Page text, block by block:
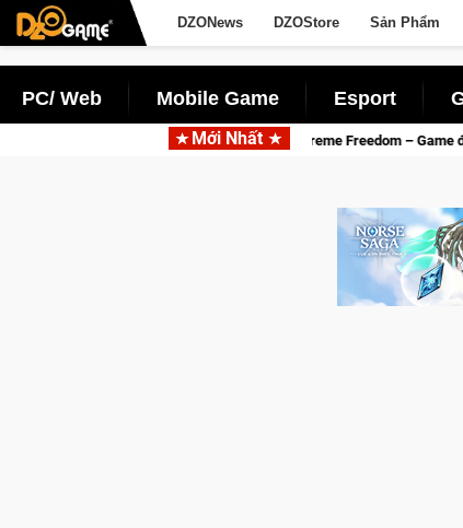
DZONews DZOStore Sản Phẩm
PC/ Web Mobile Game Esport
Mới Nhất
Trial Xtreme Freedom – Game đua xe mô tô PvP sở hữu vật lý